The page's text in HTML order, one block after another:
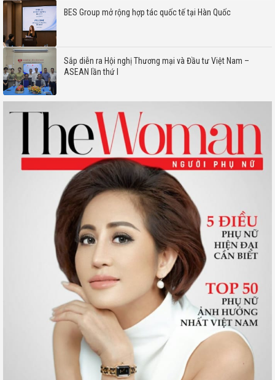
BES Group mở rộng hợp tác quốc tế tại Hàn Quốc
Sắp diễn ra Hội nghị Thương mại và Đầu tư Việt Nam –
ASEAN lần thứ I